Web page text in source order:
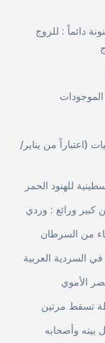
دائماً : للزوج
(اعتباراً من يناير/
للهنود الحمر
كبير ورائع : وردي
من السرطان
السردية العربية
الأموي
تسقط مرتين
بيته وأصحابه